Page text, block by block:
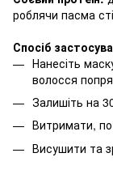
роблячи пасма
Спосіб
Нанесіть
волосся
Залишіть на
Витримати,
Висушити та